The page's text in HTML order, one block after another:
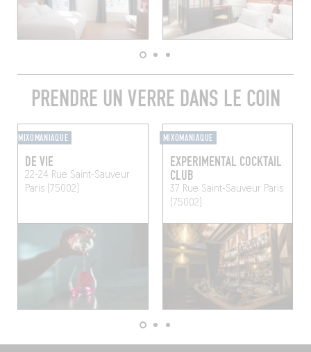
PRENDRE UN VERRE DANS LE COIN
MIXOMANIAQUE
DE VIE
22-24 Rue Saint-Sauveur
Paris (75002)
MIXOMANIAQUE
EXPERIMENTAL COCKTAIL
CLUB
37 Rue Saint-Sauveur Paris
(75002)